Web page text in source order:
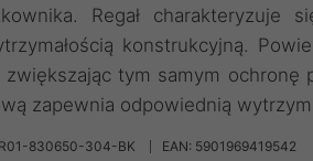
Regał charakteryzuje
konstrukcyjną.
tym samym ochronę
zapewnia odpowiednią
830650-304-BK EAN: 5901969419542